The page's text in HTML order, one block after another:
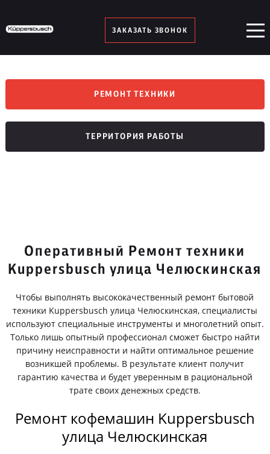
ЗАКАЗАТЬ ЗВОНОК
РЕМОНТ ТЕХНИКИ
ТЕРРИТОРИЯ РАБОТЫ
Оперативный Ремонт техники
Kuppersbusch улица Челюскинская
Чтобы выполнять высококачественный ремонт бытовой
техники Kuppersbusch улица Челюскинская, специалисты
используют специальные инструменты и многолетний опыт.
Только лишь опытный профессионал сможет быстро найти
причину неисправности и найти оптимальное решение
возникшей проблемы. В результате клиент получит
гарантию качества и будет уверенным в рациональной
трате своих денежных средств.
Ремонт кофемашин Kuppersbusch
улица Челюскинская